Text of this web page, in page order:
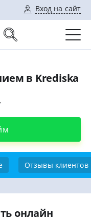
Вход на сайт
в Krediska
Отзывы клиентов
онлайн